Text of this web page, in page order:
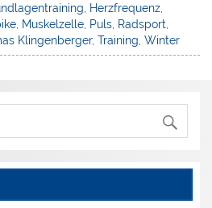
Herzfrequenz
Muskelzelle Puls Radsport
Klingenberger,Training ,Winter